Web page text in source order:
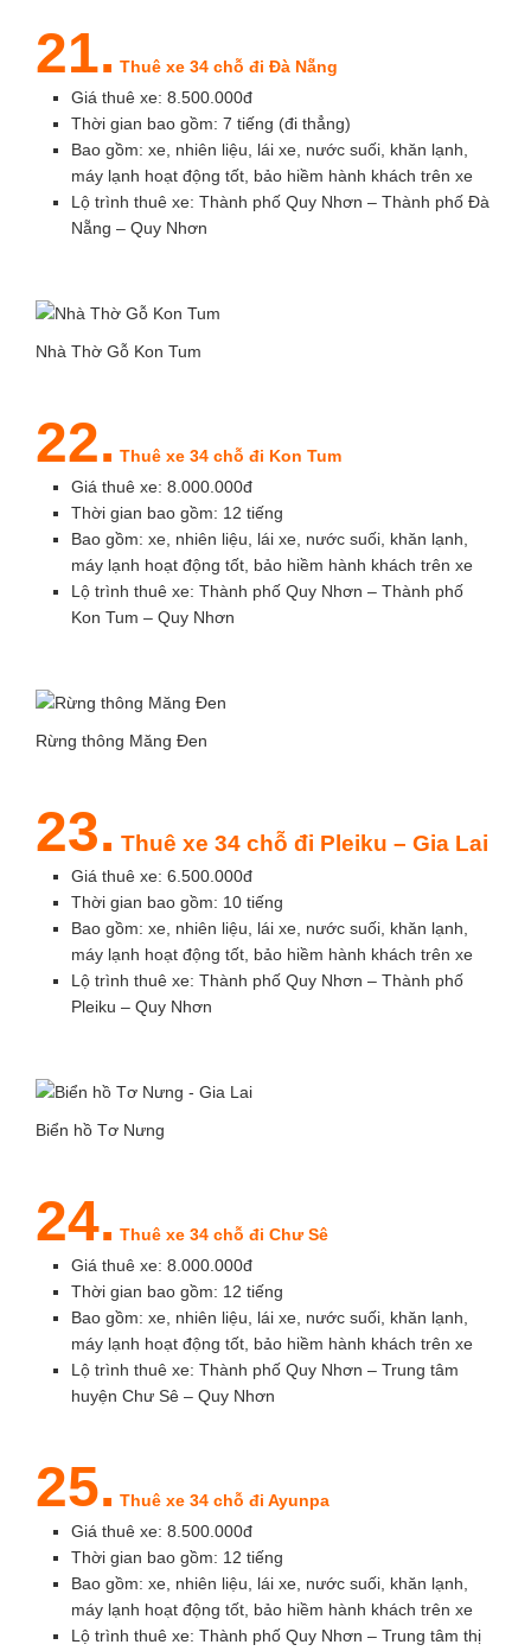
21. Thuê xe 34 chỗ đi Đà Nẵng
Giá thuê xe: 8.500.000đ
Thời gian bao gồm: 7 tiếng (đi thẳng)
Bao gồm: xe, nhiên liệu, lái xe, nước suối, khăn lạnh,
máy lạnh hoạt động tốt, bảo hiềm hành khách trên xe
Lộ trình thuê xe: Thành phố Quy Nhơn – Thành phố Đà
Nẵng – Quy Nhơn
Nhà Thờ Gỗ Kon Tum
22. Thuê xe 34 chỗ đi Kon Tum
Giá thuê xe: 8.000.000đ
Thời gian bao gồm: 12 tiếng
Bao gồm: xe, nhiên liệu, lái xe, nước suối, khăn lạnh,
máy lạnh hoạt động tốt, bảo hiềm hành khách trên xe
Lộ trình thuê xe: Thành phố Quy Nhơn – Thành phố
Kon Tum – Quy Nhơn
Rừng thông Măng Đen
23. Thuê xe 34 chỗ đi Pleiku – Gia Lai
Giá thuê xe: 6.500.000đ
Thời gian bao gồm: 10 tiếng
Bao gồm: xe, nhiên liệu, lái xe, nước suối, khăn lạnh,
máy lạnh hoạt động tốt, bảo hiềm hành khách trên xe
Lộ trình thuê xe: Thành phố Quy Nhơn – Thành phố
Pleiku – Quy Nhơn
Biển hồ Tơ Nưng
24. Thuê xe 34 chỗ đi Chư Sê
Giá thuê xe: 8.000.000đ
Thời gian bao gồm: 12 tiếng
Bao gồm: xe, nhiên liệu, lái xe, nước suối, khăn lạnh,
máy lạnh hoạt động tốt, bảo hiềm hành khách trên xe
Lộ trình thuê xe: Thành phố Quy Nhơn – Trung tâm
huyện Chư Sê – Quy Nhơn
25. Thuê xe 34 chỗ đi Ayunpa
Giá thuê xe: 8.500.000đ
Thời gian bao gồm: 12 tiếng
Bao gồm: xe, nhiên liệu, lái xe, nước suối, khăn lạnh,
máy lạnh hoạt động tốt, bảo hiềm hành khách trên xe
Lộ trình thuê xe: Thành phố Quy Nhơn – Trung tâm thị